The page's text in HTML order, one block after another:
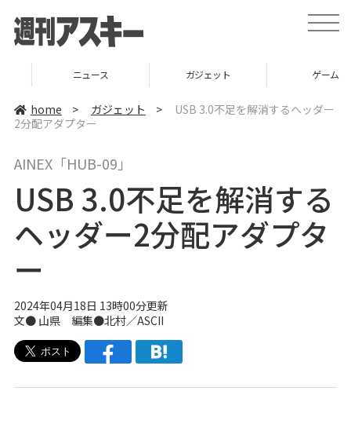
t
o
e
a
v
n
ニュース ガジェット
home > ガジェット >
USB 3.0不足を解消するヘッダー
2分配アダプター
AINEX「HUB-09」
USB 3.0不足を解消する
ヘッダー2分配アダプタ
ー
2024年04月18日 13時00分更新
文● 山県 編集●北村／ASCII